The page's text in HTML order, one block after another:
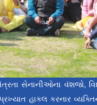
સેનાનીઓના વંશજો,
હાકલ કરનાર